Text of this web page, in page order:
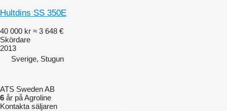
Hultdins SS 350E
40 000 kr ≈ 3 648 €
Skördare
2013
Sverige, Stugun
ATS Sweden AB
6 år på Agroline
Kontakta säljaren